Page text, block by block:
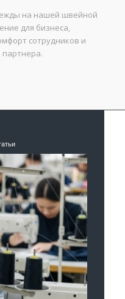
на нашей швейной
для бизнеса,
сотрудников и
партнера.